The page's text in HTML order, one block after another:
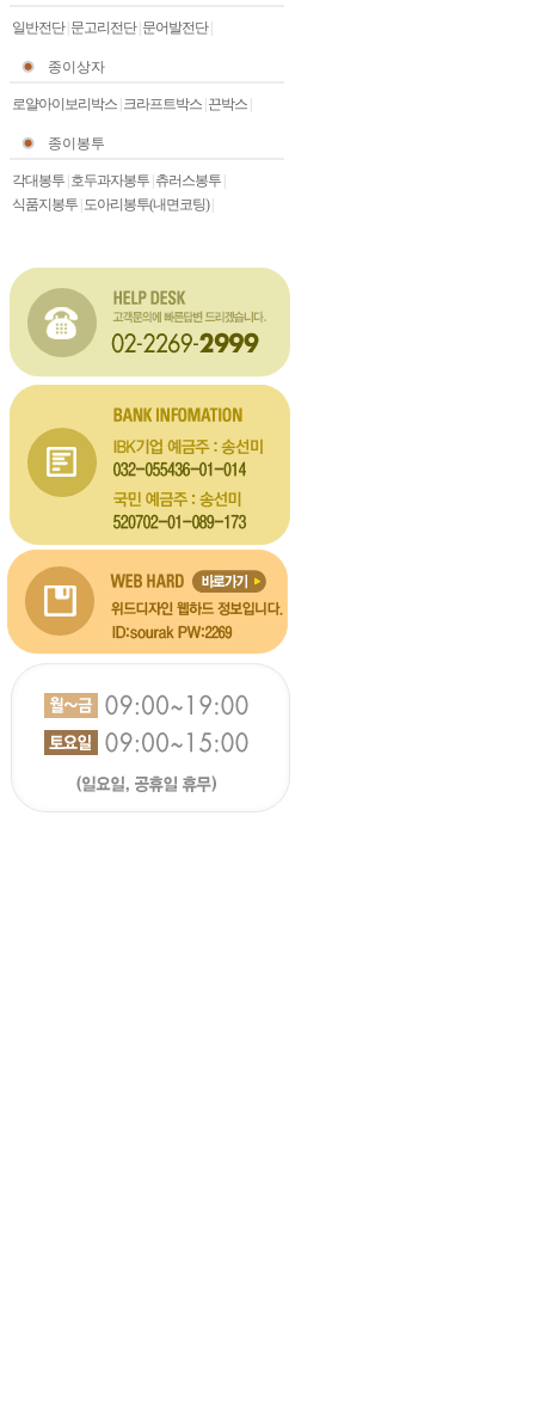
일반전단| 문고리전단| 문어발전단|
종이상자
로얄아이보리박스 크라프트박스 끈박스
종이봉투
각대봉투 호두과자봉투 츄러스봉투
식품지봉투 도아리봉투(내면코팅)|